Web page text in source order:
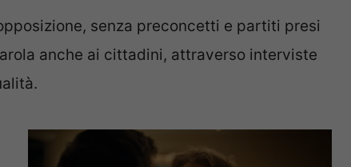
senza preconcetti e partiti presi
anche ai cittadini, attraverso interviste